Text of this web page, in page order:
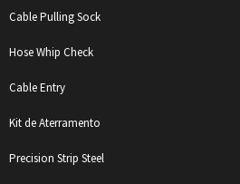
Cable Pulling Sock
Hose Whip Check
Cable Entry
Kit de Aterramento
Precision Strip Steel